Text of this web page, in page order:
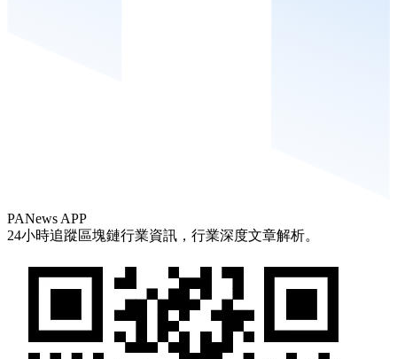
PANews APP
24小時追蹤區塊鏈行業資訊，行業深度文章解析。